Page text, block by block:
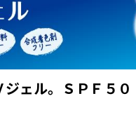
ェル。ＳＰＦ５０